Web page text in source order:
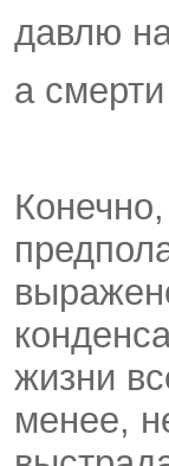
давлю
а
жизни
менее,